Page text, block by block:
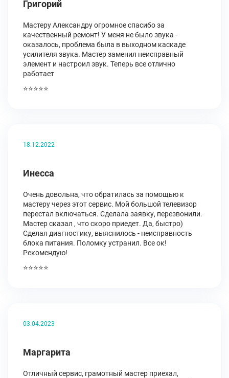
Григорий
Мастеру Александру огромное спасибо за
качественный ремонт! У меня не было звука -
оказалось, проблема была в выходном каскаде
усилителя звука. Мастер заменил неисправный
элемент и настроил звук. Теперь все отлично
работает
⭐⭐⭐⭐⭐
18.12.2022
Инесса
Очень довольна, что обратилась за помощью к
мастеру через этот сервис. Мой большой телевизор
перестал включаться. Сделала заявку, перезвонили.
Мастер сказал , что скоро приедет. Да, быстро)
Сделал диагностику, выяснилось - неисправность
блока питания. Поломку устранил. Все ок!
Рекомендую!
⭐⭐⭐⭐⭐
03.04.2023
Маргарита
Отличный сервис, грамотный мастер приехал,